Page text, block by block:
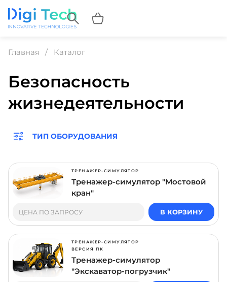
Главная Каталог
Безопасность
жизнедеятельности
ТИП ОБОРУДОВАНИЯ
ТРЕНАЖЕР-СИМУЛЯТОР
Тренажер-симулятор "Мостовой
кран"
ЦЕНА ПО ЗАПРОСУ В КОРЗИНУ
ТРЕНАЖЕР-СИМУЛЯТОР
ВЕРСИЯ ПК
Тренажер-симулятор
"Экскаватор-погрузчик"